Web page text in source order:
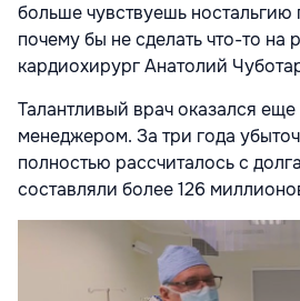
больше чувствуешь
почему бы не сделать что-то на
кардиохирург Анатолий
Талантливый врач оказался
менеджером. За три года
полностью рассчиталось с
составляли более 126